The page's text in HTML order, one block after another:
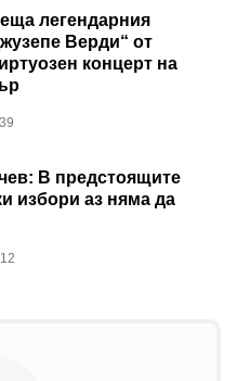
легендарния
Верди“ от
концерт на
В предстоящите
избори аз няма да